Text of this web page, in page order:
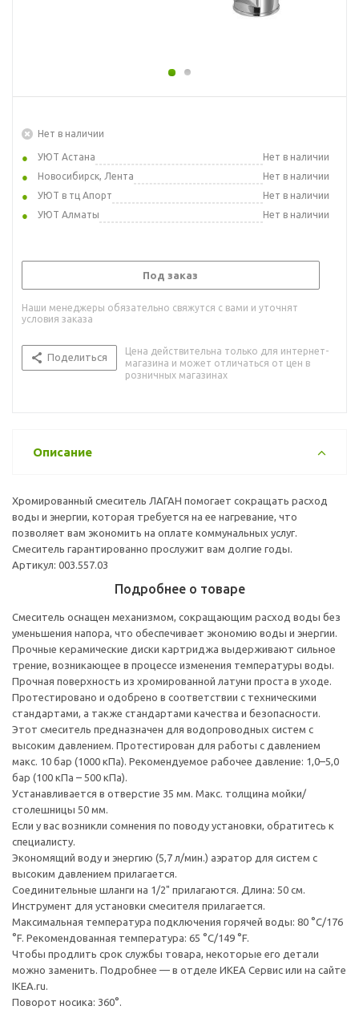
Нет в наличии
УЮТ Астана
Нет в наличии
Новосибирск, Лента
Нет в наличии
УЮТ в тц Апорт
Нет в наличии
УЮТ Алматы
Нет в наличии
Под заказ
Наши менеджеры обязательно свяжутся с вами и уточнят
условия заказа
Поделиться
Цена действительна только для интернет-
магазина и может отличаться от цен в
розничных магазинах
Описание
Хромированный смеситель ЛАГАН помогает сокращать расход
воды и энергии, которая требуется на ее нагревание, что
позволяет вам экономить на оплате коммунальных услуг.
Смеситель гарантированно прослужит вам долгие годы.
Артикул: 003.557.03
Подробнее о товаре
Смеситель оснащен механизмом, сокращающим расход воды без
уменьшения напора, что обеспечивает экономию воды и энергии.
Прочные керамические диски картриджа выдерживают сильное
трение, возникающее в процессе изменения температуры воды.
Прочная поверхность из хромированной латуни проста в уходе.
Протестировано и одобрено в соответствии с техническими
стандартами, а также стандартами качества и безопасности.
Этот смеситель предназначен для водопроводных систем с
высоким давлением. Протестирован для работы с давлением
макс. 10 бар (1000 кПа). Рекомендуемое рабочее давление: 1,0–5,0
бар (100 кПа – 500 кПа).
Устанавливается в отверстие 35 мм. Макс. толщина мойки/
столешницы 50 мм.
Если у вас возникли сомнения по поводу установки, обратитесь к
специалисту.
Экономящий воду и энергию (5,7 л/мин.) аэратор для систем с
высоким давлением прилагается.
Соединительные шланги на 1/2" прилагаются. Длина: 50 см.
Инструмент для установки смесителя прилагается.
Максимальная температура подключения горячей воды: 80 °C/176
°F. Рекомендованная температура: 65 °C/149 °F.
Чтобы продлить срок службы товара, некоторые его детали
можно заменить. Подробнее — в отделе ИКЕА Сервис или на сайте
IKEA.ru.
Поворот носика: 360°.